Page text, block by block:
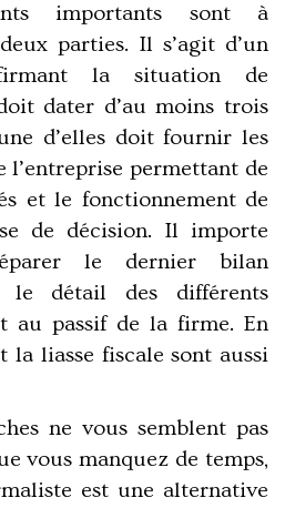
importants sont à
parties. Il s’agit d’un
la situation de
dater d’au moins trois
d’elles doit fournir les
permettant de
et le fonctionnement de
de décision. Il importe
le dernier bilan
le détail des différents
au passif de la firme. En
la liasse fiscale sont aussi
ne vous semblent pas
vous manquez de temps,
est une alternative